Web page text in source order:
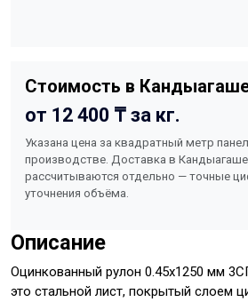
Стоимость в
от 12 400 ₸ за кг.
Указана цена за квадратный метр
производстве. Доставка в
рассчитываются отдельно — точные
уточнения объёма.
Описание
Оцинкованный рулон 0.45x1250 мм
это стальной лист, покрытый слоем